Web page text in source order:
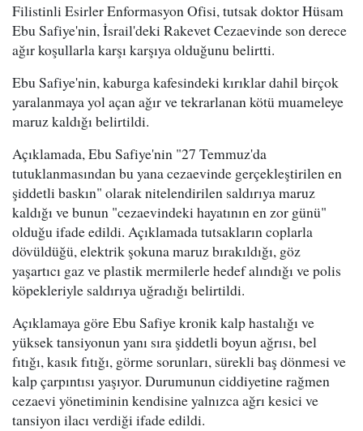
Filistinli Esirler Enformasyon Ofisi, tutsak doktor Hüsam
Ebu Safiye'nin, İsrail'deki Rakevet Cezaevinde son derece
ağır koşullarla karşı karşıya olduğunu belirtti.
Ebu Safiye'nin, kaburga kafesindeki kırıklar dahil birçok
yaralanmaya yol açan ağır ve tekrarlanan kötü muameleye
maruz kaldığı belirtildi.
Açıklamada, Ebu Safiye'nin "27 Temmuz'da
tutuklanmasından bu yana cezaevinde gerçekleştirilen en
şiddetli baskın" olarak nitelendirilen saldırıya maruz
kaldığı ve bunun "cezaevindeki hayatının en zor günü"
olduğu ifade edildi. Açıklamada tutsakların coplarla
dövüldüğü, elektrik şokuna maruz bırakıldığı, göz
yaşartıcı gaz ve plastik mermilerle hedef alındığı ve polis
köpekleriyle saldırıya uğradığı belirtildi.
Açıklamaya göre Ebu Safiye kronik kalp hastalığı ve
yüksek tansiyonun yanı sıra şiddetli boyun ağrısı, bel
fıtığı, kasık fıtığı, görme sorunları, sürekli baş dönmesi ve
kalp çarpıntısı yaşıyor. Durumunun ciddiyetine rağmen
cezaevi yönetiminin kendisine yalnızca ağrı kesici ve
tansiyon ilacı verdiği ifade edildi.